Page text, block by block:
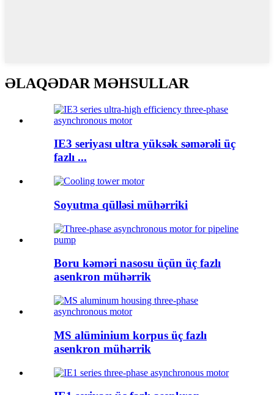
ƏLAQƏDAR MƏHSULLAR
IE3 seriyası ultra yüksək səmərəli üç
fazlı ...
Soyutma qülləsi mühərriki
Boru kəməri nasosu üçün üç fazlı
asenkron mühərrik
MS alüminium korpus üç fazlı
asenkron mühərrik